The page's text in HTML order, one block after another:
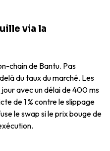
via la
chain de Bantu. Pas
du taux du marché. Les
avec un délai de 400 ms
de 1 % contre le slippage
le swap si le prix bouge de